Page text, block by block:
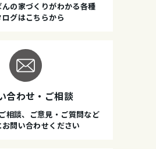
の家づくりがわかる各種
ログはこちらから
合わせ・ご相談
相談、ご意見・ご質問など
問い合わせください